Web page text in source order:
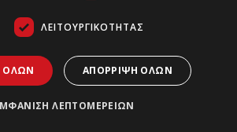
ΛΕΙΤΟΥΡΓΙΚΌΤΗΤΑΣ
ΌΛΩΝ ΑΠΌΡΡΙΨΗ ΌΛΩΝ
ΛΕΠΤΟΜΕΡΕΙΏΝ